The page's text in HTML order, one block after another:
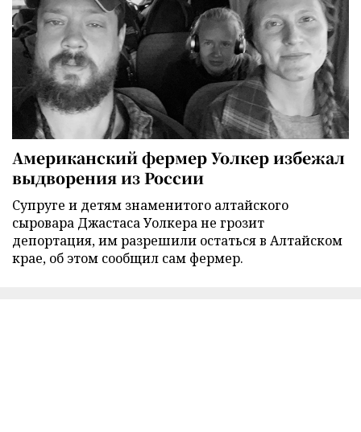
Американский фермер Уолкер избежал
выдворения из России
Супруге и детям знаменитого алтайского
сыровара Джастаса Уолкера не грозит
депортация, им разрешили остаться в Алтайском
крае, об этом сообщил сам фермер.